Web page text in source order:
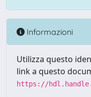
Informazioni
Utilizza questo
link a questo
https://